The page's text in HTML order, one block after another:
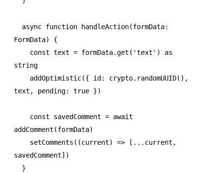
  async
function handleAction(formData:
FormData) {
    const
text = formData.get ( 'text' ) as
string
    addOptimistic
({ id : crypto.randomUUID() ,
text , pending: true })
    const
savedComment = await
addComment (formData)
    setComments
((current) => [ ... current ,
savedComment])
  }